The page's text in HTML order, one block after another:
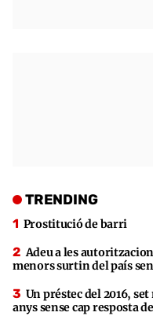
TRENDING
Prostitució de barri
Adeu a les
menors surtin del país
Un préstec del 2016,
anys sense cap resposta